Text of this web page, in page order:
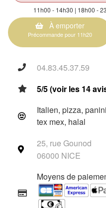
11h00 - 14h30 | 18h00 -
À emporter
Précommande pour 11h20
04.83.45.37.59
5/5 (voir les 14
Italien, pizza,
tex mex, halal
25, rue Gounod
06000 NICE
Moyens de